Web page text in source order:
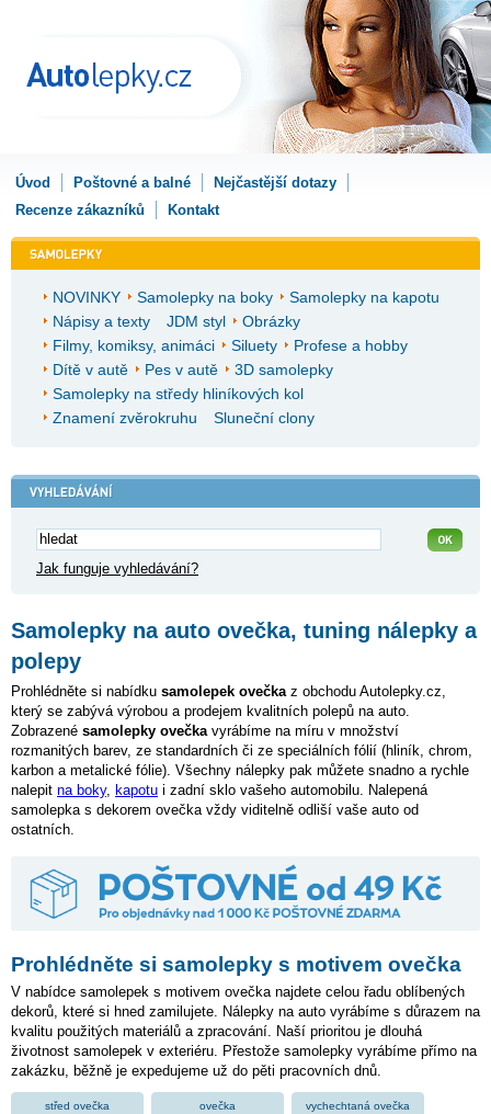
Úvod Poštovné a balné
Nejčastější dotazy
Recenze zákazníků
Kontakt
NOVINKY Samolepky na boky
Samolepky na kapotu
Nápisy a texty
JDM styl
Obrázky
Filmy, komiksy, animáci
Siluety
Profese a hobby
Dítě v autě
Pes v autě
3D samolepky
Samolepky na středy hliníkových kol
Znamení zvěrokruhu
Sluneční clony
Jak funguje vyhledávání?
Samolepky na auto ovečka, tuning nálepky a
polepy
Prohlédněte si nabídku samolepek ovečkaz obchodu Autolepky.cz,
který se zabývá výrobou a prodejem kvalitních polepů na auto.
Zobrazené samolepky ovečkavyrábíme na míru v množství
rozmanitých barev, ze standardních či ze speciálních fólií (hliník, chrom,
karbon a metalické fólie). Všechny nálepky pak můžete snadno a rychle
nalepit na boky, kapotu i zadní sklo vašeho automobilu. Nalepená
samolepka s dekorem ovečka vždy viditelně odliší vaše auto od
ostatních.
Prohlédněte si samolepky s motivem ovečka
V nabídce samolepek s motivem ovečka najdete celou řadu oblíbených
dekorů, které si hned zamilujete. Nálepky na auto vyrábíme s důrazem na
kvalitu použitých materiálů a zpracování. Naší prioritou je dlouhá
životnost samolepek v exteriéru. Přestože samolepky vyrábíme přímo na
zakázku, běžně je expedujeme už do pěti pracovních dnů.
střed ovečka ovečka vychechtaná ovečka